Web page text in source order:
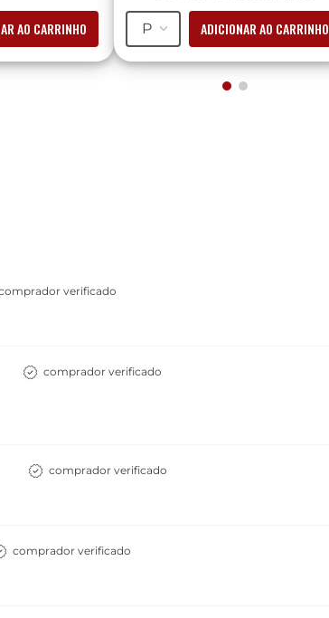
AO CARRINHO P ADICIONAR AO CARRINHO
verificado
comprador verificado
comprador verificado
comprador verificado